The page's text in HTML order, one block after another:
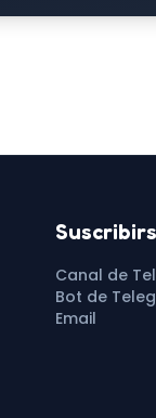
Canal de
Bot de
Email